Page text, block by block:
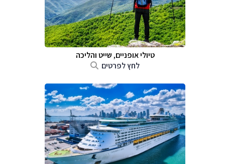
טיולי אופניים, שייט והליכה
לחץ לפרטים